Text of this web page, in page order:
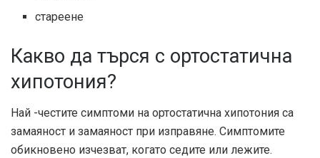
стареене
Какво да търся с ортостатична
хипотония?
Най -честите симптоми на ортостатична хипотония са
замаяност и замаяност при изправяне. Симптомите
обикновено изчезват, когато седите или лежите.